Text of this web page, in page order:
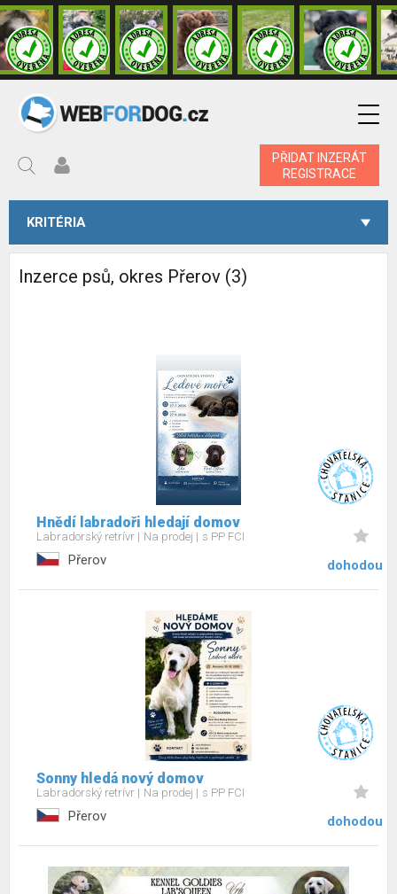
PŘIDAT INZERÁT
REGISTRACE
KRITÉRIA
Inzerce psů, okres Přerov (3)
Hnědí labradoři hledají domov
Labradorský retrívr Na prodej s PP FCI
Přerov dohodou
Sonny hledá nový domov
Labradorský retrívr Na prodej s PP FCI
Přerov dohodou